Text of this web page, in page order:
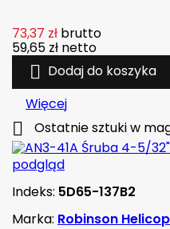
73,37 zł brutto
59,65 zł netto
 Dodaj do koszyka
Więcej
 Ostatnie sztuki w
podgląd
Indeks: 5D65-137B2
Marka: Robinson